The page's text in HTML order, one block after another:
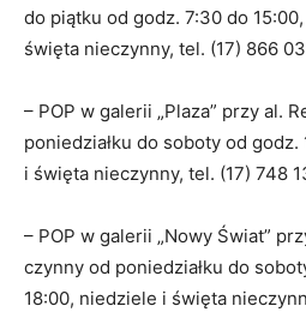
do piątku od godz. 7:30 do
święta nieczynny, tel. (17) 866
– POP w galerii „Plaza” przy al.
poniedziałku do soboty od
i święta nieczynny, tel. (17) 748
– POP w galerii „Nowy Świat”
czynny od poniedziałku do
18:00, niedziele i święta